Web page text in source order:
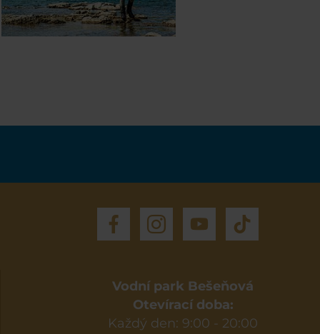
Vodní park Bešeňová
Otevírací doba:
Každý den: 9:00 - 20:00